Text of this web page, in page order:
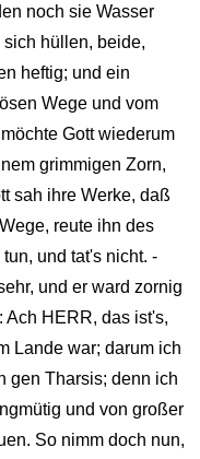
noch sie Wasser
hüllen, beide,
heftig; und ein
Wege und vom
Gott wiederum
grimmigen Zorn,
sah ihre Werke, daß
reute ihn des
und tat's nicht. -
und er ward zornig
Ach HERR, das ist's,
Lande war; darum ich
gen Tharsis; denn ich
und von großer
So nimm doch nun,